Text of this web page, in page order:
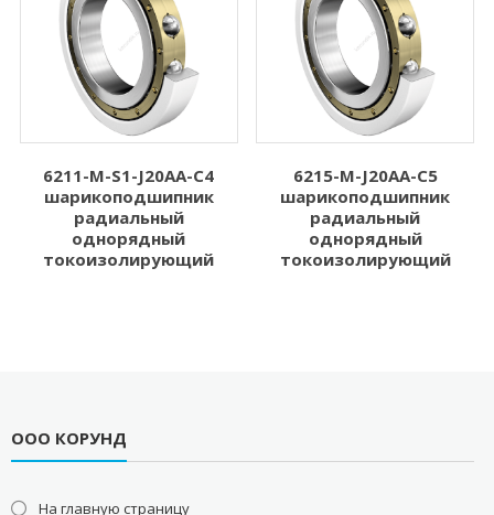
6211-M-S1-J20AA-C4
шарикоподшипник
радиальный
однорядный
токоизолирующий
6215-M-J20AA-C5
шарикоподшипник
радиальный
однорядный
токоизолирующий
ООО КОРУНД
На главную страницу